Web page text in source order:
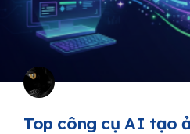
Top công cụ AI tạo